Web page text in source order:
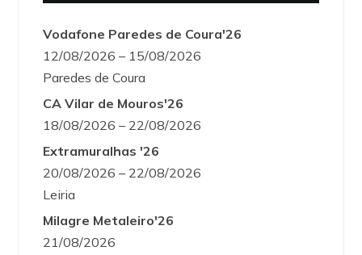
Vodafone Paredes de Coura'26
12/08/2026 – 15/08/2026
Paredes de Coura
CA Vilar de Mouros'26
18/08/2026 – 22/08/2026
Extramuralhas '26
20/08/2026 – 22/08/2026
Leiria
Milagre Metaleiro'26
21/08/2026